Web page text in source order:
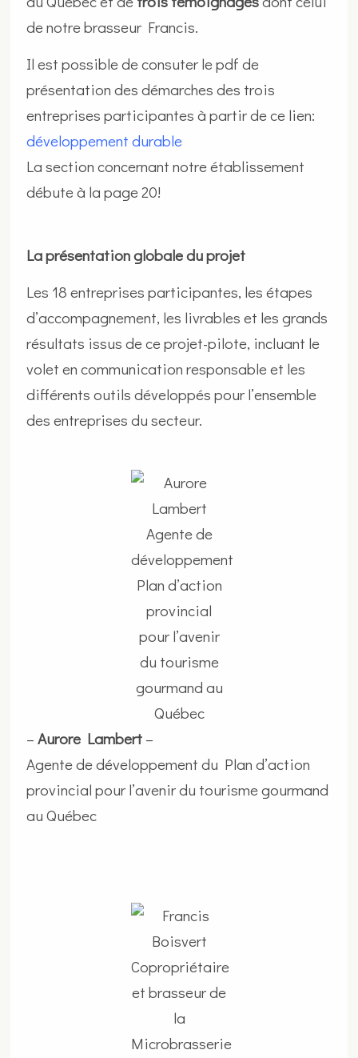
de notre brasseur Francis.
Il est possible de consuter le pdf de
présentation des démarches des trois
entreprises participantes à partir de ce lien:
développement durable
La section concernant notre établissement
débute à la page 20!
La présentation globale du projet
Les 18 entreprises participantes, les étapes
d’accompagnement, les livrables et les grands
résultats issus de ce projet-pilote, incluant le
volet en communication responsable et les
différents outils développés pour l’ensemble
des entreprises du secteur.
–Aurore Lambert –
Agente de développement du Plan d’action
provincial pour l’avenir du tourisme gourmand
au Québec